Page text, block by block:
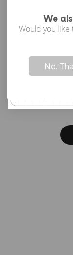
We
Would you
No.
รหัสผ่า